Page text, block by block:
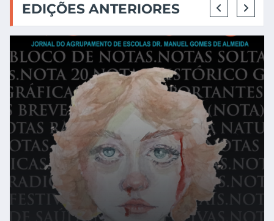
EDIÇÕES ANTERIORES